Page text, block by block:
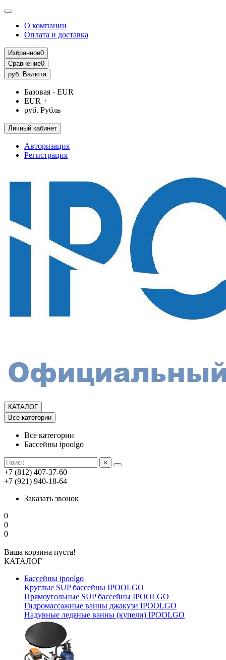
О компании
Оплата и доставка
Избранное0
Сравнение0
руб. Валюта
Базовая - EUR
EUR +
руб. Рубль
Личный кабинет
Авторизация
Регистрация
КАТАЛОГ
Все категории
Все категории
Бассейны ipoolgo
×
+7 (812) 407-37-60
+7 (921) 940-18-64
Заказать звонок
0
0
0
Ваша корзина пуста!
КАТАЛОГ
Бассейны ipoolgo
Круглые SUP бассейны IPOOLGO
Прямоугольные SUP бассейны IPOOLGO
Гидромассажные ванны джакузи IPOOLGO
Надувные ледяные ванны (купели) IPOOLGO